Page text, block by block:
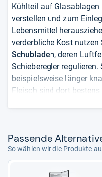
Kühlteil auf Glasablagen
verstellen und zum
Lebensmittel
verderbliche Kost nutzen
Schubladen, deren
Schieberegler
beispielsweise länger
Fleisch sind dort
dieser Teil nur noch alle
abgetaut werden. Für
eineBigboxzur
Dezibel ist die Siemens
Pas­sende
So wählen wir die Produkte